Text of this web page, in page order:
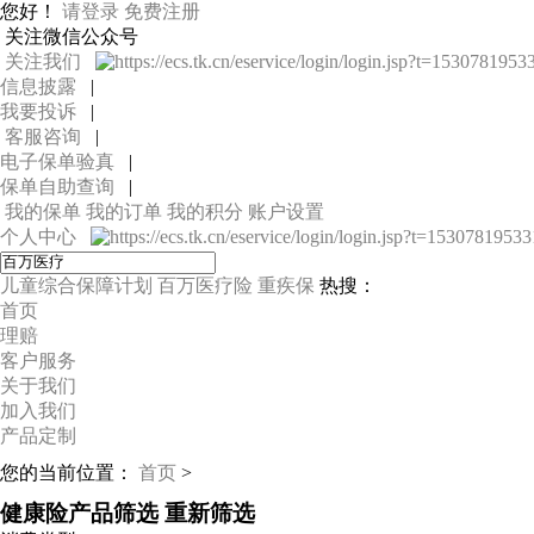
您好！ 请登录 免费注册
关注微信公众号
关注我们
信息披露 |
我要投诉 |
客服咨询 |
电子保单验真 |
保单自助查询 |
我的保单 我的订单 我的积分 账户设置
个人中心
儿童综合保障计划 百万医疗险 重疾保 热搜：
首页
理赔
客户服务
关于我们
加入我们
产品定制
您的当前位置： 首页 >
健康险产品筛选 重新筛选